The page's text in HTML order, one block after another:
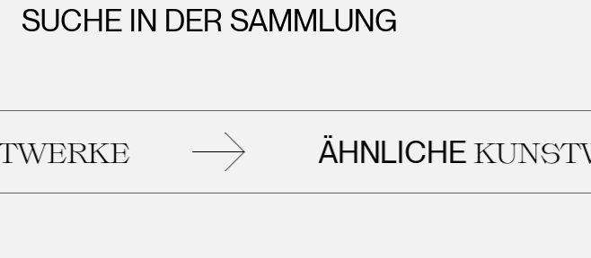
SUCHE IN DER SAMMLUNG
ÄHNLICHEKUNSTWERKE